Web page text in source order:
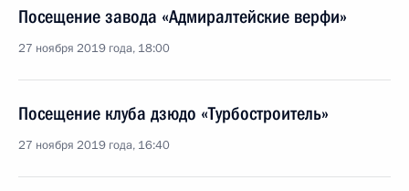
Посещение завода «Адмиралтейские верфи»
27 ноября 2019 года, 18:00
Посещение клуба дзюдо «Турбостроитель»
27 ноября 2019 года, 16:40